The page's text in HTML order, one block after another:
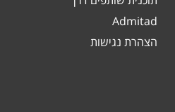
Admitad
הצהרת נגישות